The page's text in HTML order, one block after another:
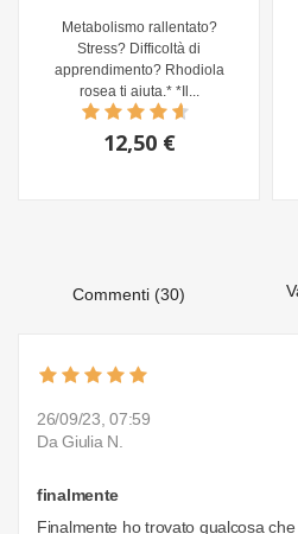
Metabolismo rallentato?
Stress? Difficoltà di
apprendimento? Rhodiola
rosea ti aiuta.* *Il...
12,50 €
Commenti (30)
26/09/23, 07:59
Da Giulia N.
finalmente
Finalmente ho trovato qualcosa